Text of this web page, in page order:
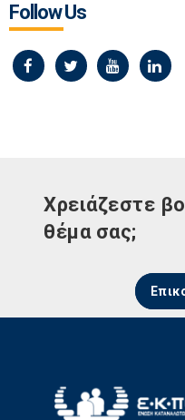
Follow Us
Χρειάζεστε
θέμα σας;